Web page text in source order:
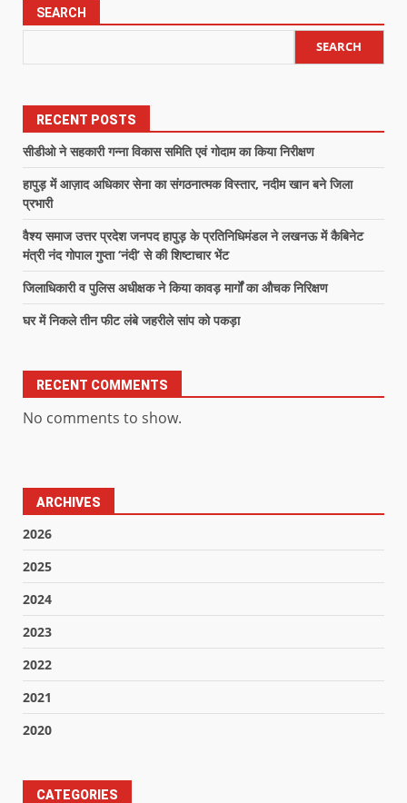
SEARCH
SEARCH
RECENT POSTS
सीडीओ ने सहकारी गन्ना विकास समिति एवं गोदाम का किया निरीक्षण
हापुड़ में आज़ाद अधिकार सेना का संगठनात्मक विस्तार, नदीम खान बने जिला
प्रभारी
वैश्य समाज उत्तर प्रदेश जनपद हापुड़ के प्रतिनिधिमंडल ने लखनऊ में कैबिनेट
मंत्री नंद गोपाल गुप्ता ‘नंदी’ से की शिष्टाचार भेंट
जिलाधिकारी व पुलिस अधीक्षक ने किया कावड़ मार्गों का औचक निरिक्षण
घर में निकले तीन फीट लंबे जहरीले सांप को पकड़ा
RECENT COMMENTS
No comments to show.
ARCHIVES
2026
2025
2024
2023
2022
2021
2020
CATEGORIES